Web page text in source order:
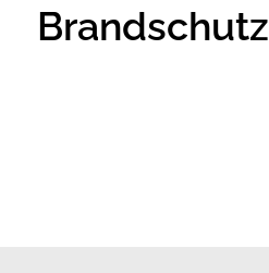
Brandschutz